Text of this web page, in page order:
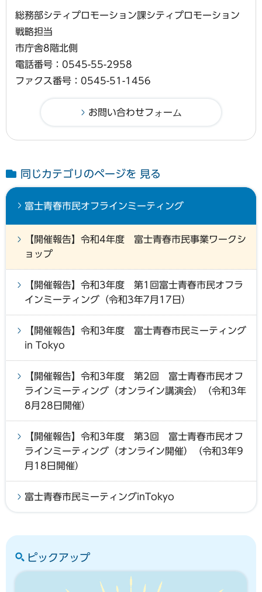
総務部シティプロモーション課シティプロモーション
戦略担当
市庁舎8階北側
電話番号：0545-55-2958
ファクス番号：0545-51-1456
同じカテゴリのページを 見る
富士青春市民オフラインミーティング
【開催報告】令和4年度 富士青春市民事業ワークシ
ョップ
【開催報告】令和3年度 第1回富士青春市民オフラ
インミーティング（令和3年7月17日）
【開催報告】令和3年度 富士青春市民ミーティング
in Tokyo
【開催報告】令和3年度 第2回 富士青春市民オフ
ラインミーティング（オンライン講演会）（令和3年
8月28日開催）
【開催報告】令和3年度 第3回 富士青春市民オフ
ラインミーティング（オンライン開催）（令和3年9
月18日開催）
富士青春市民ミーティングinTokyo
ピックアップ